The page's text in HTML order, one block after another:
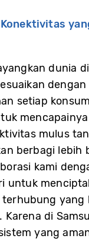
dunia
setiap
mulus
berbagi lebih
kami
untuk
terhubung yang
di
yang